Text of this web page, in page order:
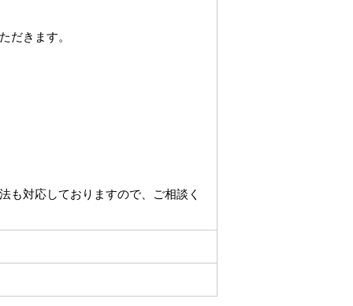
だきます。
も対応しておりますので、ご相談く